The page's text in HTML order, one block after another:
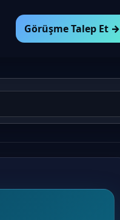
Görüşme Talep Et →